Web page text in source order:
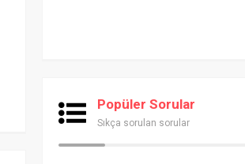
Popüler Sorular
Sıkça sorulan sorular